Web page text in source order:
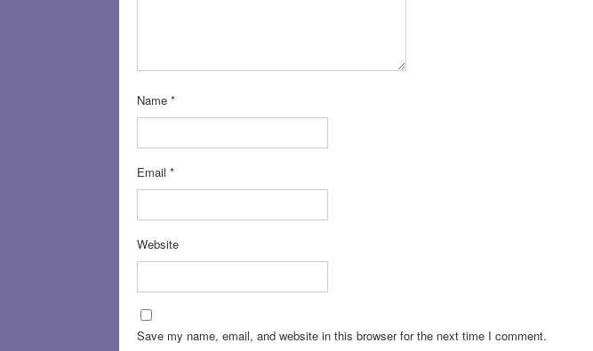
Name*
Email*
Website
Save my name, email, and website in this browser for the next time I comment.